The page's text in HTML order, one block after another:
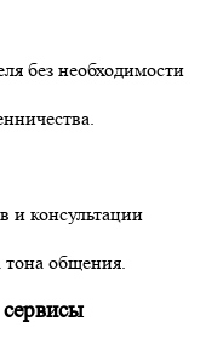
без необходимости
и консультации
тона общения.